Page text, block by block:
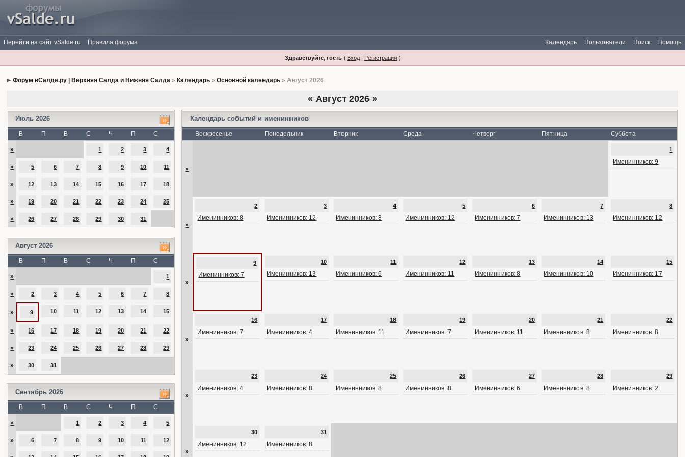
Перейти на сайт vSalde.ru Правила форума Помощь
Поиск
Пользователи
Календарь
Здравствуйте, гость( Вход| Регистрация)
Форум вСалде.ру | Верхняя Салда и Нижняя Салда » Календарь »Основной календарь » Август 2026
« Август 2026 »
Июль 2026
В П В С Ч П С
» 1 2 3 4
» 5 6 7 8 9 10 11
» 12 13 14 15 16 17 18
» 19 20 21 22 23 24 25
» 26 27 28 29 30 31
Август 2026
В П В С Ч П С
» 1
» 2 3 4 5 6 7 8
» 9 10 11 12 13 14 15
» 16 17 18 19 20 21 22
» 23 24 25 26 27 28 29
» 30 31
Сентябрь 2026
В П В С Ч П С
» 1 2 3 4 5
» 6 7 8 9 10 11 12
Календарь событий и именинников
Воскресенье Понедельник Вторник Среда Четверг Пятница Суббота
»
1
Именинников: 9
»
2
Именинников: 8
3
Именинников: 12
4
Именинников: 8
5
Именинников: 12
6
Именинников: 7
7
Именинников: 13
8
Именинников: 12
»
9
Именинников: 7
10
Именинников: 13
11
Именинников: 6
12
Именинников: 11
13
Именинников: 8
14
Именинников: 10
15
Именинников: 17
»
16
Именинников: 7
17
Именинников: 4
18
Именинников: 11
19
Именинников: 7
20
Именинников: 11
21
Именинников: 8
22
Именинников: 8
»
23
Именинников: 4
24
Именинников: 8
25
Именинников: 8
26
Именинников: 8
27
Именинников: 6
28
Именинников: 8
29
Именинников: 2
»
30
Именинников: 12
31
Именинников: 8